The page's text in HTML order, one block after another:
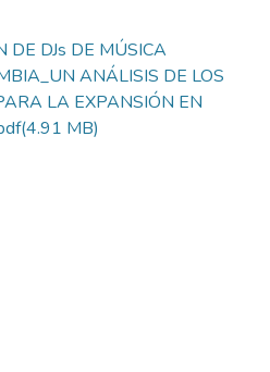
DE DJs DE MÚSICA
ANÁLISIS DE LOS
LA EXPANSIÓN EN
(4.91 MB)